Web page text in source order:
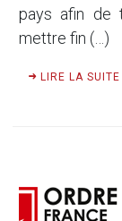
pays afin de
mettre fin (…)
LIRE LA